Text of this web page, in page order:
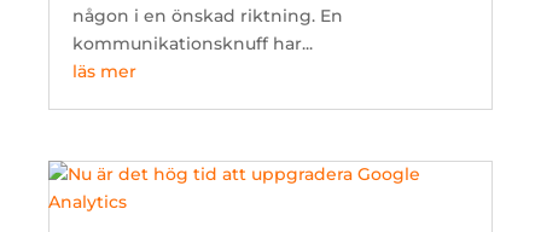
någon i en önskad riktning. En
kommunikationsknuff har...
läs mer